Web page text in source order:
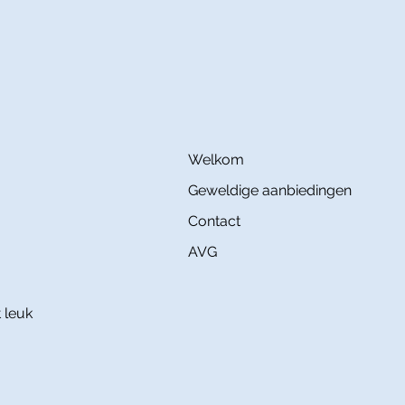
leuk
Welkom
Geweldige aanbiedingen
Contact
AVG